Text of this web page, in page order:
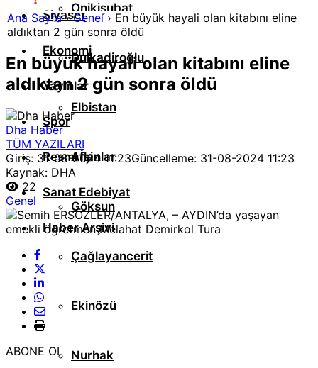
Onikişubat
Dulkadiroğlu
Elbistan
Afşin
Göksun
Çağlayancerit
Ekinözü
Nurhak
Siyaset
Ekonomi
Yayınlar
Spor
Resmi İlanlar
Sanat Edebiyat
Haber Arşivi
Ana Sayfa›Genel›En büyük hayali olan kitabını eline
aldıktan 2 gün sonra öldü
En büyük hayali olan kitabını eline
aldıktan 2 gün sonra öldü
Dha Haber
TÜM YAZILARI
Giriş: 31-08-2024 11:23Güncelleme: 31-08-2024 11:23
Kaynak: DHA
22
Genel
ABONE OL